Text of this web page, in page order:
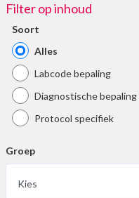
Filter op inhoud
Soort
Alles
Labcode bepaling
Diagnostische bepaling
Protocol specifiek
Groep
Kies